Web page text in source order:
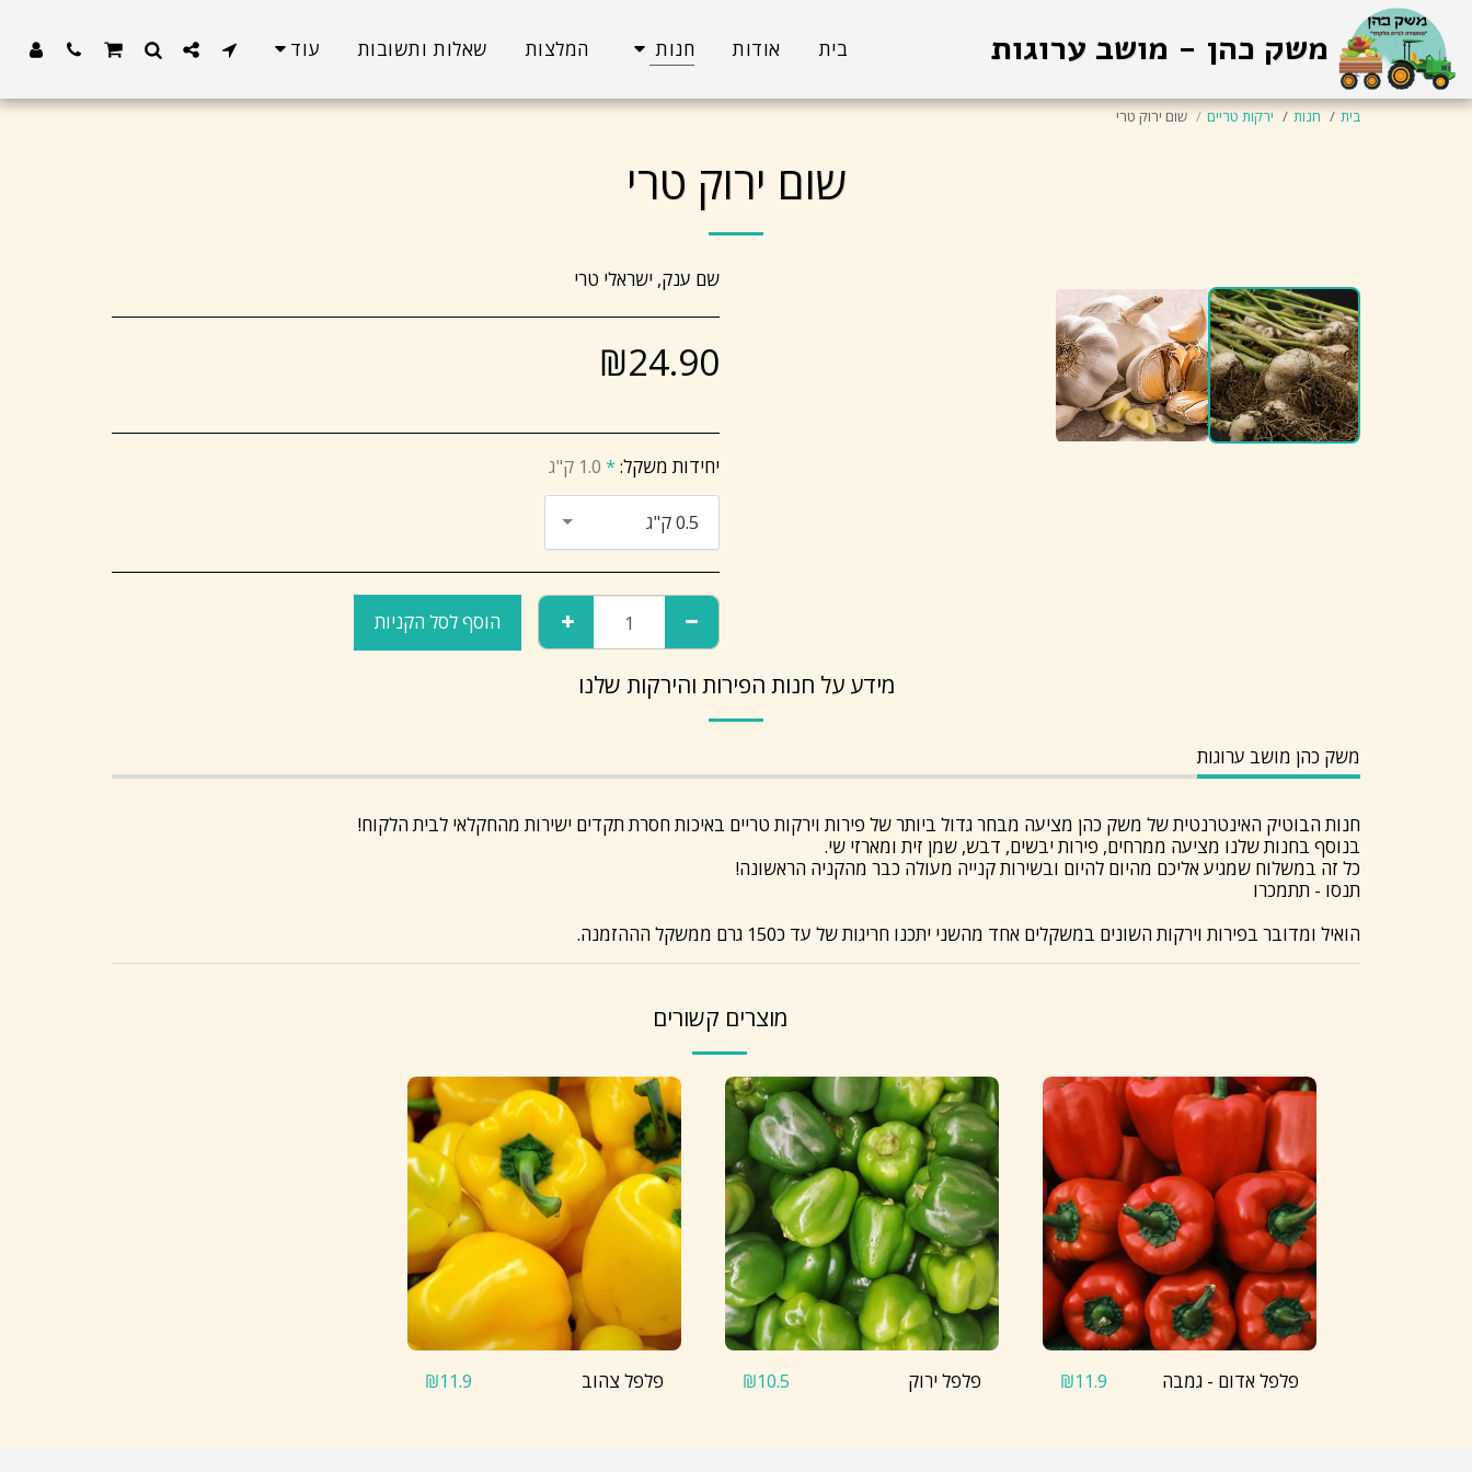
משק כהן - מושב ערוגות בית אודות חנות המלצות שאלות ותשובות עוד
בית חנות ירקות טריים שום ירוק טרי
שום ירוק טרי
תוצרת ישראלית
שם ענק, ישראלי טרי
₪24.90
יחידות משקל:* 1.0 ק"ג
0.5 ק"ג
הוסף לסל הקניות
מידע על חנות הפירות והירקות שלנו
משק כהן מושב ערוגות
חנות הבוטיק האינטרנטית של משק כהן מציעה מבחר גדול ביותר של פירות וירקות טריים באיכות חסרת תקדים ישירות מהחקלאי לבית הלקוח!
בנוסף בחנות שלנו מציעה ממרחים, פירות יבשים, דבש, שמן זית ומארזי שי.
כל זה במשלוח שמגיע אליכם מהיום להיום ובשירות קנייה מעולה כבר מהקניה הראשונה!
תנסו - תתמכרו
הואיל ומדובר בפירות וירקות השונים במשקלים אחד מהשני יתכנו חריגות של עד כ150 גרם ממשקל הההזמנה.
מוצרים קשורים
פלפל אדום - גמבה ₪11.9 פלפל ירוק ₪10.5 פלפל צהוב ₪11.9